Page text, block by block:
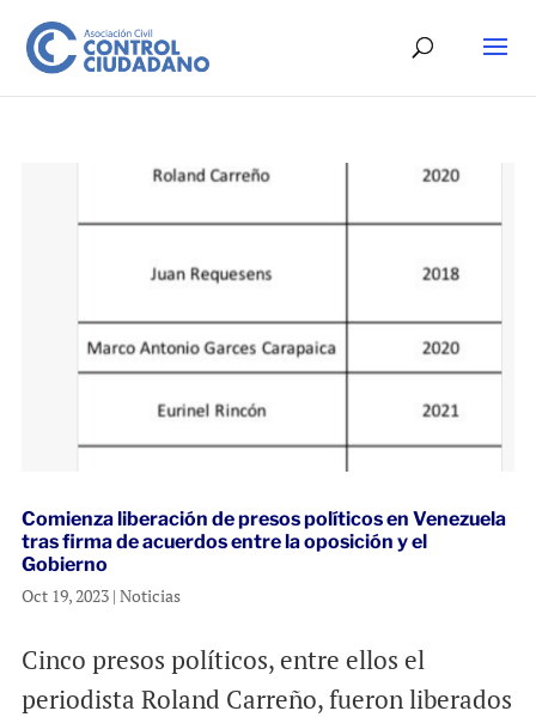
Comienza liberación de presos políticos en Venezuela
tras firma de acuerdos entre la oposición y el
Gobierno
Oct 19, 2023| Noticias
Cinco presos políticos, entre ellos el
periodista Roland Carreño, fueron liberados